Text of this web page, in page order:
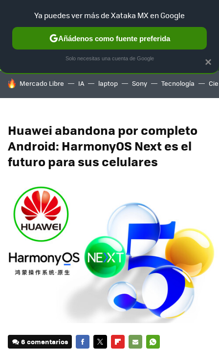
SELECCIÓN GAMING HOME AUTO TERRITORIO
HOY SE HABLA DE
Mercado Libre IA laptop Sony Tecnología
Huawei abandona por completo
Android: HarmonyOS Next es el
futuro para sus celulares
6 comentarios
×
Ya puedes ver más de Xataka MX en Google
Añádenos como fuente preferida
Solo necesitas una cuenta de Google